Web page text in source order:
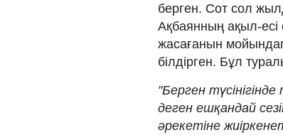
берген. Сот сол
Ақбаянның ақыл-есі
жасағанын
білдірген. Бұл
"Берген
деген ешқандай
әрекетіне